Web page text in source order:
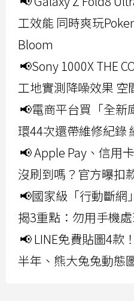
工效能 同時爽玩
Bloom
📢Sony 1000X THE
工地實測降噪效果
📢電商平台買「全新
環44次還帶維修紀錄
📢 Apple Pay、信用
沒刷到嗎？官方曝扣
📢國家級「行動斷網
揭3重點：勿用手機
📢 LINE免費貼圖4款
半年、熊大兔兔動態